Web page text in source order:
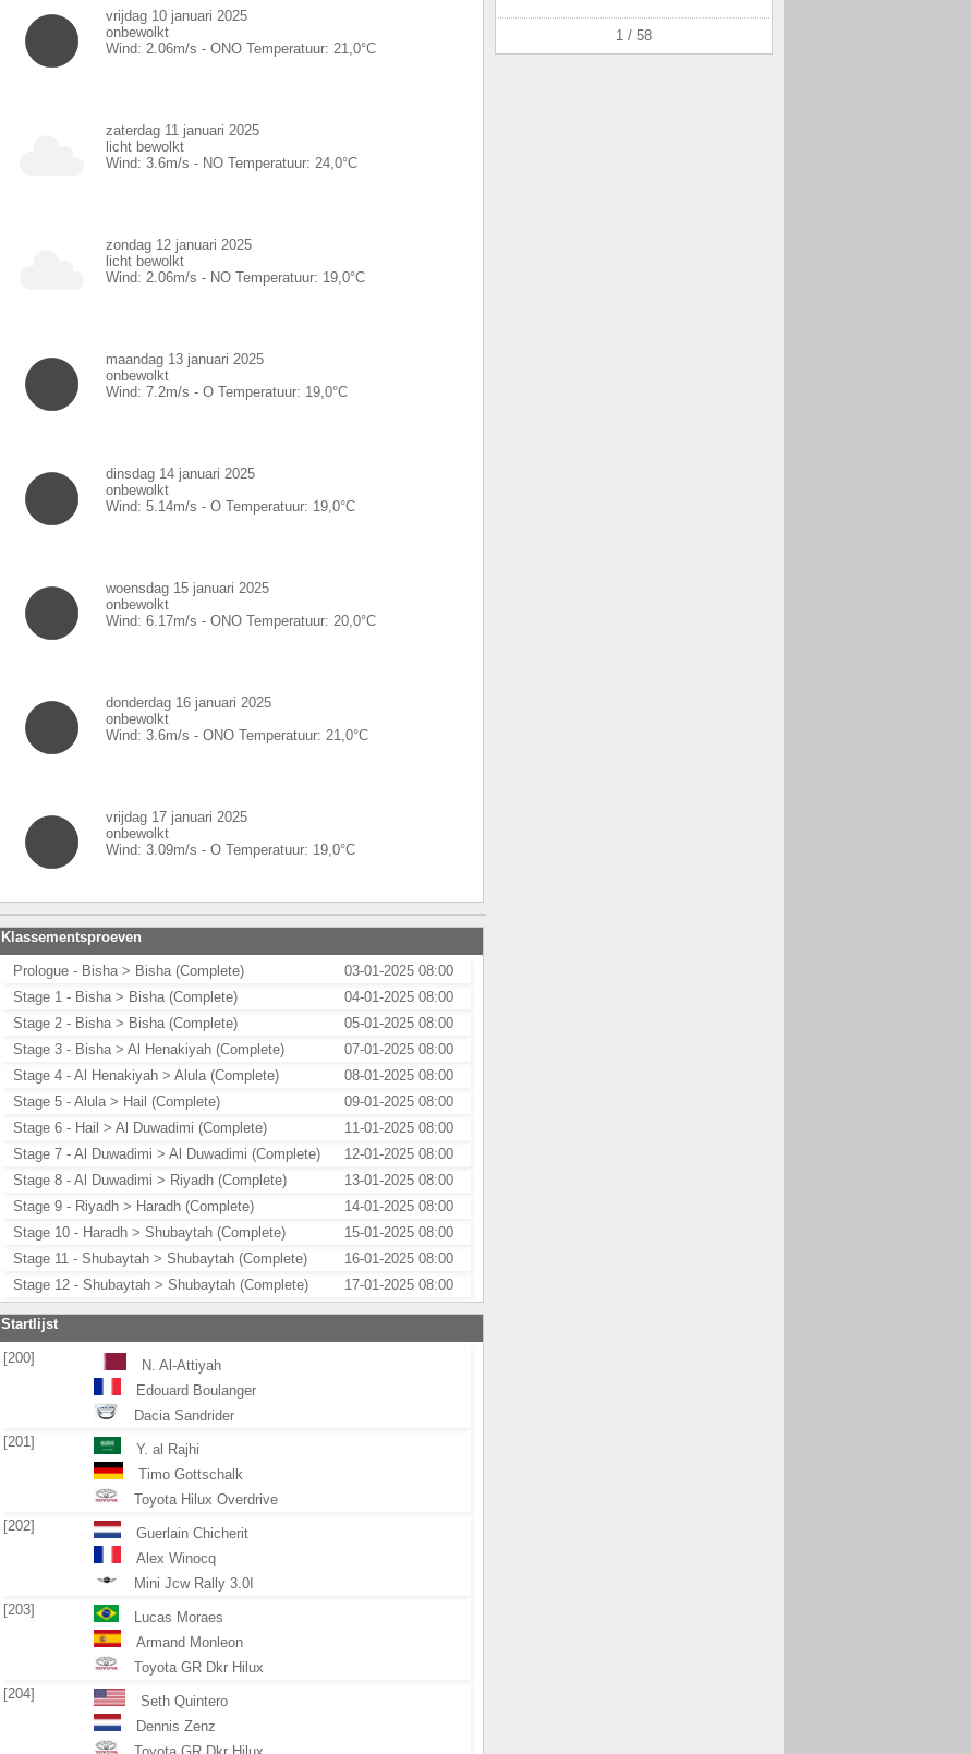
vrijdag 10 januari 2025
onbewolkt
Wind: 2.06m/s - ONO Temperatuur: 21,0°C
zaterdag 11 januari 2025
licht bewolkt
Wind: 3.6m/s - NO Temperatuur: 24,0°C
zondag 12 januari 2025
licht bewolkt
Wind: 2.06m/s - NO Temperatuur: 19,0°C
maandag 13 januari 2025
onbewolkt
Wind: 7.2m/s - O Temperatuur: 19,0°C
dinsdag 14 januari 2025
onbewolkt
Wind: 5.14m/s - O Temperatuur: 19,0°C
woensdag 15 januari 2025
onbewolkt
Wind: 6.17m/s - ONO Temperatuur: 20,0°C
donderdag 16 januari 2025
onbewolkt
Wind: 3.6m/s - ONO Temperatuur: 21,0°C
vrijdag 17 januari 2025
onbewolkt
Wind: 3.09m/s - O Temperatuur: 19,0°C
Klassementsproeven
Prologue - Bisha > Bisha (Complete)
03-01-2025 08:00
Stage 1 - Bisha > Bisha (Complete)
04-01-2025 08:00
Stage 2 - Bisha > Bisha (Complete)
05-01-2025 08:00
Stage 3 - Bisha > Al Henakiyah (Complete)
07-01-2025 08:00
Stage 4 - Al Henakiyah > Alula (Complete)
08-01-2025 08:00
Stage 5 - Alula > Hail (Complete)
09-01-2025 08:00
Stage 6 - Hail > Al Duwadimi (Complete)
11-01-2025 08:00
Stage 7 - Al Duwadimi > Al Duwadimi (Complete)
12-01-2025 08:00
Stage 8 - Al Duwadimi > Riyadh (Complete)
13-01-2025 08:00
Stage 9 - Riyadh > Haradh (Complete)
14-01-2025 08:00
Stage 10 - Haradh > Shubaytah (Complete)
15-01-2025 08:00
Stage 11 - Shubaytah > Shubaytah (Complete)
16-01-2025 08:00
Stage 12 - Shubaytah > Shubaytah (Complete)
17-01-2025 08:00
Startlijst
[200]
N. Al-Attiyah
Edouard Boulanger
Dacia Sandrider
[201]
Y. al Rajhi
Timo Gottschalk
Toyota Hilux Overdrive
[202]
Guerlain Chicherit
Alex Winocq
Mini Jcw Rally 3.0I
[203]
Lucas Moraes
Armand Monleon
Toyota GR Dkr Hilux
[204]
Seth Quintero
Dennis Zenz
1 / 58